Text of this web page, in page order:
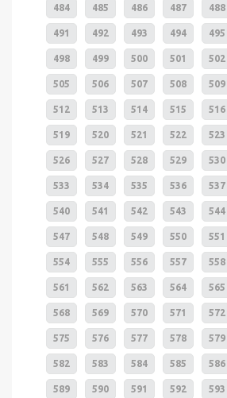
484 485 486 487 488
491 492 493 494 495
498 499 500 501 502
505 506 507 508 509
512 513 514 515 516
519 520 521 522 523
526 527 528 529 530
533 534 535 536 537
540 541 542 543 544
547 548 549 550 551
554 555 556 557 558
561 562 563 564 565
568 569 570 571 572
575 576 577 578 579
582 583 584 585 586
589 590 591 592 593